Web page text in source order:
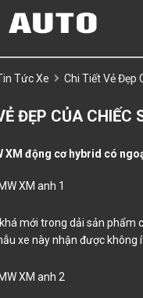
Tức Xe Chi Tiết Vẻ Đẹp
ĐẸP CỦA CHIẾC
XM động cơ hybrid có
mới trong dải sản phẩm
xe này nhận được không